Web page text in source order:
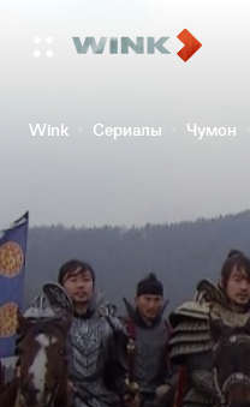
Wink Сериалы Чумон